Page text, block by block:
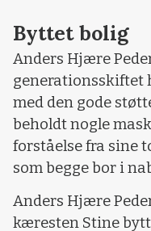
Byttet bolig
Anders Hjære
generationsskiftet
med den gode
beholdt nogle
forståelse fra sine
som begge bor i
Anders Hjære
kæresten Stine